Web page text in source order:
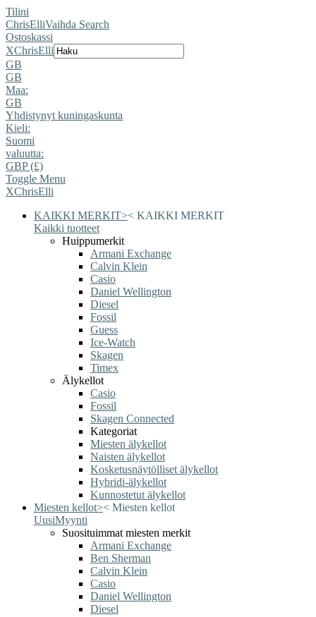
Tilini
ChrisElliVaihda Search
Ostoskassi
XChrisElli
GB
GB
Maa:
GB
Yhdistynyt kuningaskunta
Kieli:
Suomi
valuutta:
GBP (£)
Toggle Menu
XChrisElli
KAIKKI MERKIT>< KAIKKI MERKIT
Kaikki tuotteet
Huippumerkit
Armani Exchange
Calvin Klein
Casio
Daniel Wellington
Diesel
Fossil
Guess
Ice-Watch
Skagen
Timex
Älykellot
Casio
Fossil
Skagen Connected
Kategoriat
Miesten älykellot
Naisten älykellot
Kosketusnäytölliset älykellot
Hybridi-älykellot
Kunnostetut älykellot
Miesten kellot>< Miesten kellot
UusiMyynti
Suosituimmat miesten merkit
Armani Exchange
Ben Sherman
Calvin Klein
Casio
Daniel Wellington
Diesel